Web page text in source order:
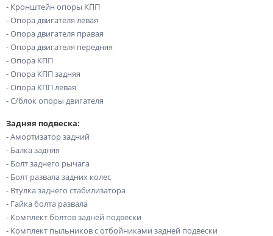
- Кронштейн опоры КПП
- Опора двигателя левая
- Опора двигателя правая
- Опора двигателя передняя
- Опора КПП
- Опора КПП задняя
- Опора КПП левая
- С/блок опоры двигателя
Задняя подвеска:
- Амортизатор задний
- Балка задняя
- Болт заднего рычага
- Болт развала задних колес
- Втулка заднего стабилизатора
- Гайка болта развала
- Комплект болтов задней подвески
- Комплект пыльников с отбойниками задней подвески